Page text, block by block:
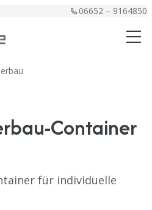
06652 – 9164850
Container
für individuelle